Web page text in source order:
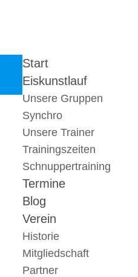
Start
Eiskunstlauf
Unsere Gruppen
Synchro
Unsere Trainer
Trainingszeiten
Schnuppertraining
Termine
Blog
Verein
Historie
Mitgliedschaft
Partner